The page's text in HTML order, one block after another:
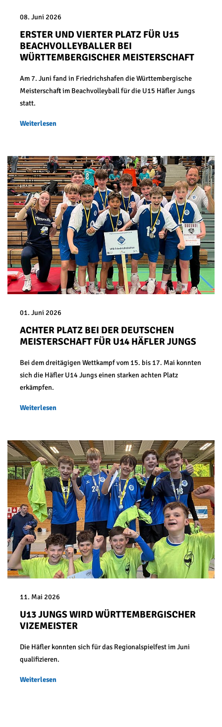
08. Juni 2026
ERSTER UND VIERTER PLATZ FÜR U15
BEACHVOLLEYBALLER BEI
WÜRTTEMBERGISCHER MEISTERSCHAFT
Am 7. Juni fand in Friedrichshafen die Württembergische
Meisterschaft im Beachvolleyball für die U15 Häfler Jungs
statt.
Weiterlesen
01. Juni 2026
ACHTER PLATZ BEI DER DEUTSCHEN
MEISTERSCHAFT FÜR U14 HÄFLER JUNGS
Bei dem dreitägigen Wettkampf vom 15. bis 17. Mai konnten
sich die Häfler U14 Jungs einen starken achten Platz
erkämpfen.
Weiterlesen
11. Mai 2026
U13 JUNGS WIRD WÜRTTEMBERGISCHER
VIZEMEISTER
Die Häfler konnten sich für das Regionalspielfest im Juni
qualifizieren.
Weiterlesen